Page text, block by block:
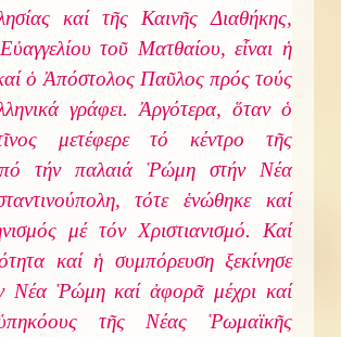
καί τῆς Καινῆς Διαθήκης,
τοῦ Ματθαίου, εἶναι ἡ
ὁ Ἀπόστολος Παῦλος πρός τούς
γράφει. Ἀργότερα, ὅταν ὁ
μετέφερε τό κέντρο τῆς
τήν παλαιά Ῥώμη στήν Νέα
τότε ἑνώθηκε καί
μέ τόν Χριστιανισμό. Καί
καί ἡ συμπόρευση ξεκίνησε
Νέα Ῥώμη καί ἀφορᾶ μέχρι καί
τῆς Νέας Ῥωμαϊκῆς